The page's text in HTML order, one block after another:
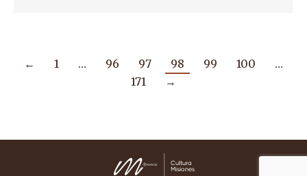
← 1 … 96 97 98 99 100
…
171
→